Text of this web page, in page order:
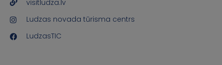
visitludza.lv
Ludzas novada tūrisma centrs
LudzasTIC